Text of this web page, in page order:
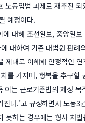
동입법 과제로 재추진
예정이다.
대해 조선일보, 중앙일
대하여 기존 대법원 판례
제대로 이해해 안정적인 연
를 가지며, 행복을 추구할
는 근로기준법의 제정
다.’고 규정하면서 노동3
하는 경우에는 형사 처